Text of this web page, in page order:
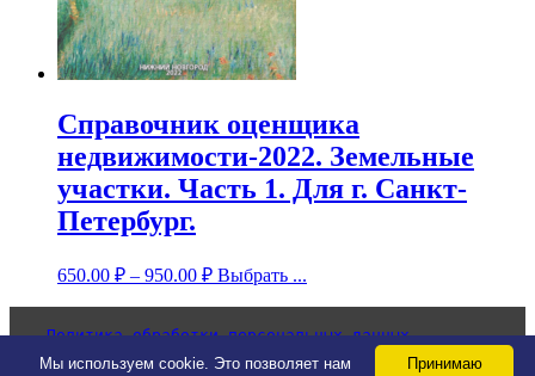
Справочник оценщика
недвижимости-2022. Земельные
участки. Часть 1. Для г. Санкт-
Петербург.
650.00 ₽ – 950.00 ₽ Выбрать ...
Политика обработки персональных данных
Согласие на обработку персональных данных
Уведомление об использовании cookie-файловПринимаю
Мы используем cookie. Это позволяет нам